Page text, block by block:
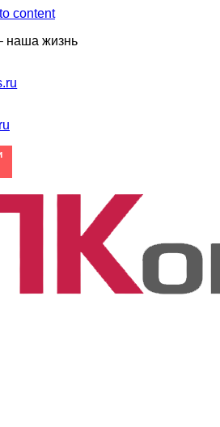
content
наша жизнь